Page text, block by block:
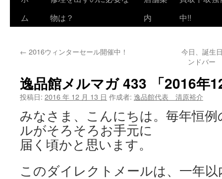
ム
物は？
内
中!!
← 2016ウィンターセール開催中！
今日、誕生
ンドバ
逸品館メルマガ 433 「2016年
投稿日: 2016 年 12 月 13 日 作成者: 逸品館代表 清原裕介
みなさま、こんにちは。毎年恒
ルがそろそろお手元に
届く頃かと思います。
このダイレクトメールは、一年